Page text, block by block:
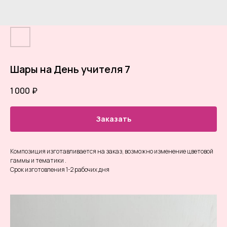
Шары на День учителя 7
1 000 ₽
Заказать
Композиция изготавливается на заказ, возможно изменение цветовой
гаммы и тематики .
Срок изготовления 1-2 рабочих дня